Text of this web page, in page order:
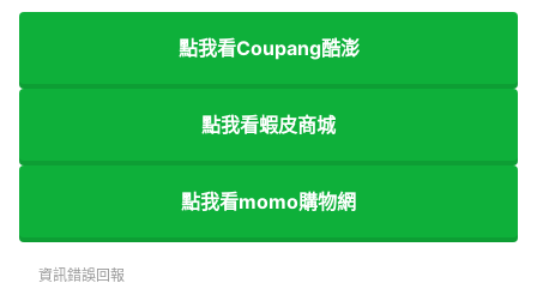
點我看Coupang酷澎
點我看蝦皮商城
點我看momo購物網
資訊錯誤回報